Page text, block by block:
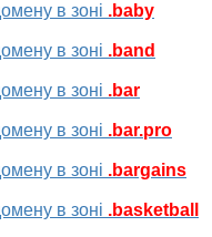
в зоні .baby
в зоні .band
в зоні .bar
в зоні .bar.pro
в зоні .bargains
в зоні .basketball